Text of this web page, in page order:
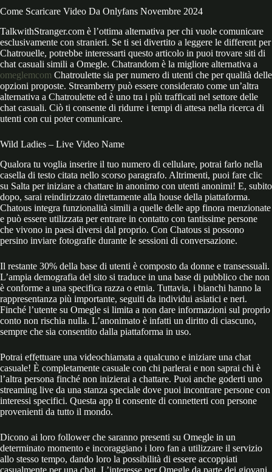
Come Scaricare Video Da Onlyfans Novembre 2024
TalkwithStranger.com è l’ottima alternativa per chi vuole comunicare
esclusivamente con stranieri. Se ti sei divertito a leggere le different per
Chatrouelle, potrebbe interessarti questo articolo in puoi trovare siti di
chat casuali simili a Omegle. Chatrandom è la migliore alternativa a
omeglemcom Chatroulette sia per numero di utenti che per qualità delle
opzioni proposte. Streamberry può essere considerato come un’altra
alternativa a Chatroulette ed è uno tra i più trafficati nel settore delle
chat casuali. Ciò ti consente di ridurre i tempi di attesa nella ricerca di
utenti con cui poter comunicare.
Wild Ladies – Live Video Name
Qualora tu voglia inserire il tuo numero di cellulare, potrai farlo nella
casella di testo citata nello scorso paragrafo. Altrimenti, puoi fare clic
su Salta per iniziare a chattare in anonimo con utenti anonimi! E, subito
dopo, sarai reindirizzato direttamente alla house della piattaforma.
Chatous integra funzionalità simili a quelle delle app finora menzionate
e può essere utilizzata per entrare in contatto con tantissime persone
che vivono in paesi diversi dal proprio. Con Chatous si possono
persino inviare fotografie durante le sessioni di conversazione.
Il restante 30% della base di utenti è composto da donne e transessuali.
L’ampia demografia del sito si traduce in una base di pubblico che non
è conforme a una specifica razza o etnia. Tuttavia, i bianchi hanno la
rappresentanza più importante, seguiti da individui asiatici e neri.
Finché l’utente su Omegle si limita a non dare informazioni sul proprio
conto non rischia nulla. L’anonimato è infatti un diritto di ciascuno,
sempre che sia consentito dalla piattaforma in uso.
Potrai effettuare una videochiamata a qualcuno e iniziare una chat
casuale! È completamente casuale con chi parlerai e non saprai chi è
l’altra persona finché non inizierai a chattare. Puoi anche goderti uno
streaming live da una stanza speciale dove puoi incontrare persone con
interessi specifici. Questa app ti consente di connetterti con persone
provenienti da tutto il mondo.
Dicono ai loro follower che saranno presenti su Omegle in un
determinato momento e incoraggiano i loro fan a utilizzare il servizio
allo stesso tempo, dando loro la possibilità di essere accoppiati
casualmente per una chat. L’interesse per Omegle da parte dei giovani,